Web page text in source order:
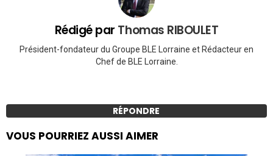
Rédigé par Thomas RIBOULET
Président-fondateur du Groupe BLE Lorraine et Rédacteur en
Chef de BLE Lorraine.
RÉPONDRE
VOUS POURRIEZ AUSSI AIMER